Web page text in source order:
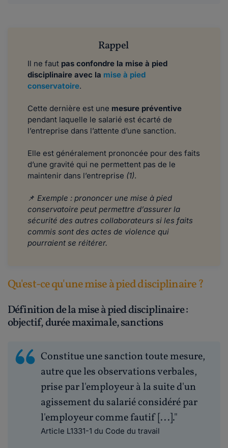
Rappel
Il ne faut pas confondre la mise à pied
disciplinaire avec la mise à pied
conservatoire.
Cette dernière est une mesure préventive
pendant laquelle le salarié est écarté de
l’entreprise dans l’attente d’une sanction.
Elle est généralement prononcée pour des faits
d’une gravité qui ne permettent pas de le
maintenir dans l’entreprise (1).
📌 Exemple : prononcer une mise à pied
conservatoire peut permettre d’assurer la
sécurité des autres collaborateurs si les faits
commis sont des actes de violence qui
pourraient se réitérer.
Qu'est-ce qu'une mise à pied disciplinaire ?
Définition de la mise à pied disciplinaire :
objectif, durée maximale, sanctions
Constitue une sanction toute mesure,
autre que les observations verbales,
prise par l'employeur à la suite d'un
agissement du salarié considéré par
l'employeur comme fautif [...]."
Article L1331-1 du Code du travail